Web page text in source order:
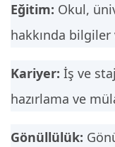
Eğitim: Okul,
hakkında bilgiler
Kariyer: İş ve
hazırlama ve
Gönüllülük: